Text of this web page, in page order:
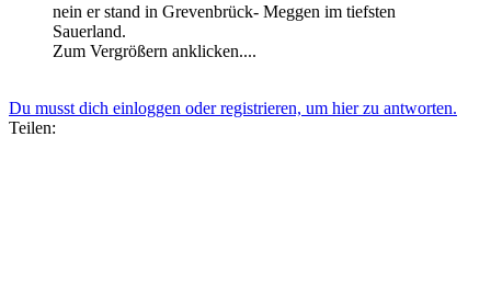
nein er stand in Grevenbrück- Meggen im tiefsten
Sauerland.
Zum Vergrößern anklicken....
Du musst dich einloggen oder registrieren, um hier zu antworten.
Teilen: